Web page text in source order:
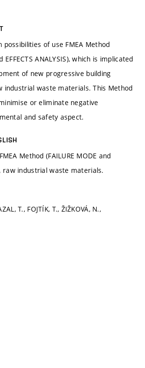
possibilities of use FMEA Method
EFFECTS ANALYSIS), which is implicated
of new progressive building
industrial waste materials. This Method
or eliminate negative
and safety aspect.
Method (FAILURE MODE and
raw industrial waste materials.
T., FOJTÍK, T., ŽIŽKOVÁ, N.,